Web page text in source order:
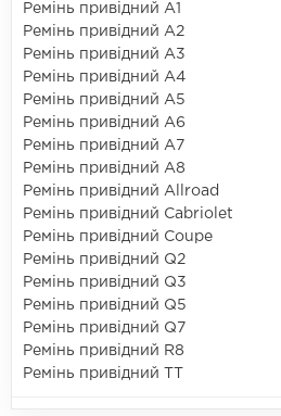
Ремінь привідний A1
Ремінь привідний A2
Ремінь привідний A3
Ремінь привідний A4
Ремінь привідний A5
Ремінь привідний A6
Ремінь привідний A7
Ремінь привідний A8
Ремінь привідний Allroad
Ремінь привідний Cabriolet
Ремінь привідний Coupe
Ремінь привідний Q2
Ремінь привідний Q3
Ремінь привідний Q5
Ремінь привідний Q7
Ремінь привідний R8
Ремінь привідний TT